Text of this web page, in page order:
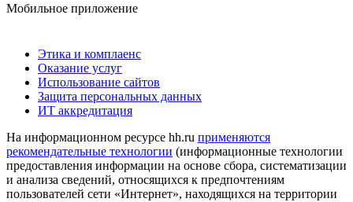
Мобильное приложение
Этика и комплаенс
Оказание услуг
Использование сайтов
Защита персональных данных
ИТ аккредитация
На информационном ресурсе hh.ru применяются
рекомендательные технологии (информационные технологии
предоставления информации на основе сбора, систематизации
и анализа сведений, относящихся к предпочтениям
пользователей сети «Интернет», находящихся на территории